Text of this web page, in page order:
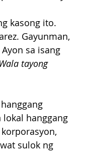
kasong ito.
Gayunman,
sa isang
tayong
hanggang
sulok ng